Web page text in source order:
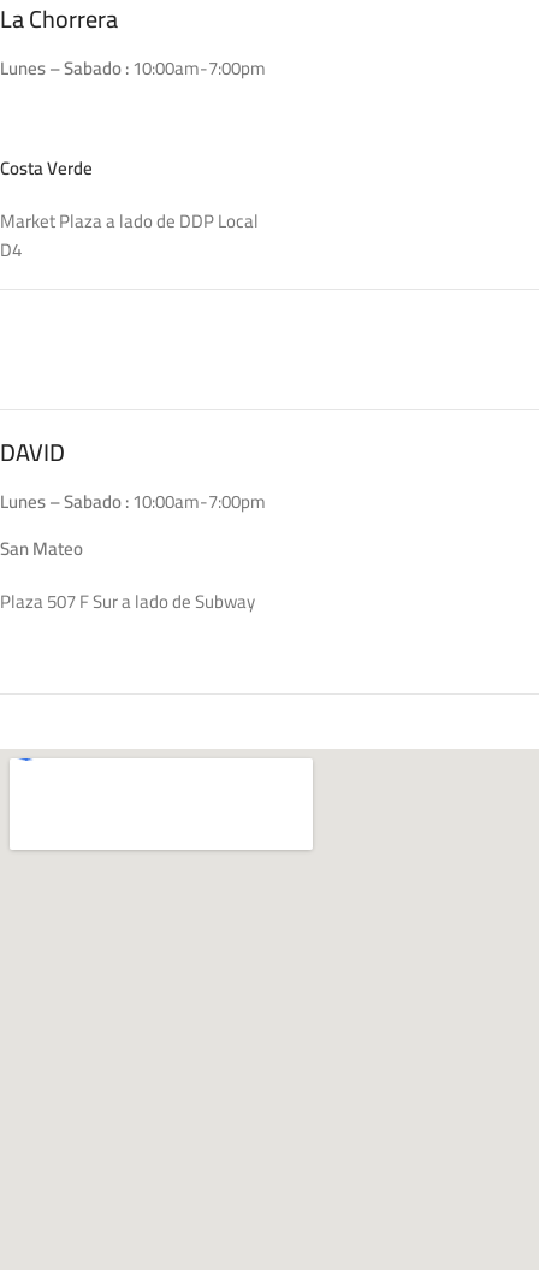
La Chorrera
Lunes – Sabado :10:00am-7:00pm
Costa Verde
Market Plaza a lado de DDP Local
D4
DAVID
Lunes – Sabado :10:00am-7:00pm
San Mateo
Plaza 507 F Sur a lado de Subway